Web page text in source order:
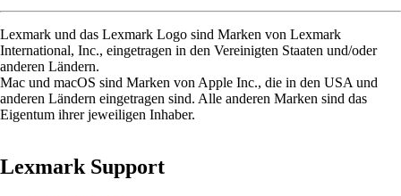
Lexmark und das Lexmark Logo sind Marken von Lexmark
International, Inc., eingetragen in den Vereinigten Staaten und/oder
anderen Ländern.
Mac und macOS sind Marken von Apple Inc., die in den USA und
anderen Ländern eingetragen sind. Alle anderen Marken sind das
Eigentum ihrer jeweiligen Inhaber.
Lexmark Support